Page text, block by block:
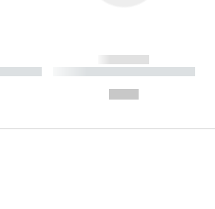
------------
----------- ----------- ----------